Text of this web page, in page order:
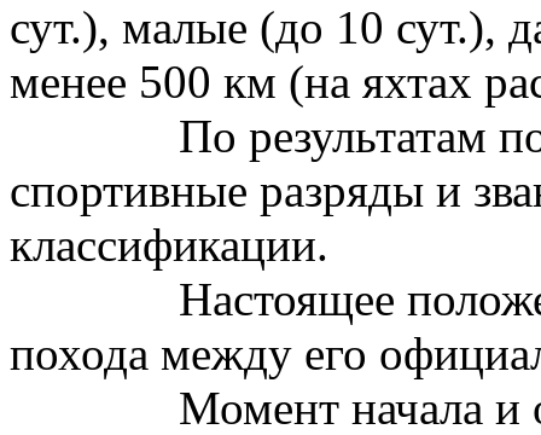
сут.), малые (до 10 сут.),
менее 500 км (на яхтах
По результатам
спортивные разряды и
классификации.
Настоящее
похода между его
Момент начала и